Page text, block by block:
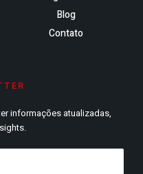
Blog
Contato
informações atualizadas,